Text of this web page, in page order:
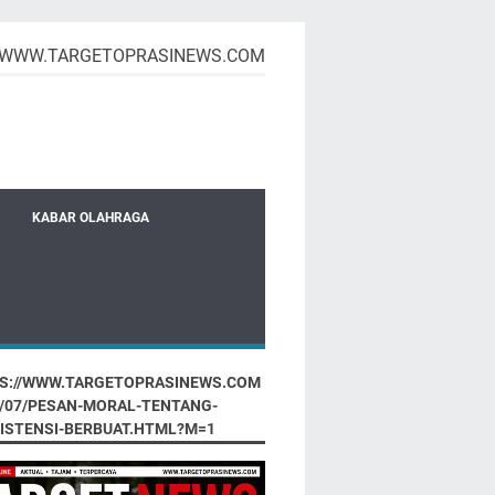
KABAR OLAHRAGA
WWW.TARGETOPRASINEWS.COM
PESAN-MORAL-TENTANG-
BERBUAT.HTML?M=1